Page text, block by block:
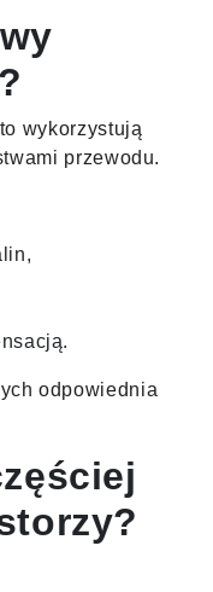
wykorzystują
przewodu.
odpowiednia